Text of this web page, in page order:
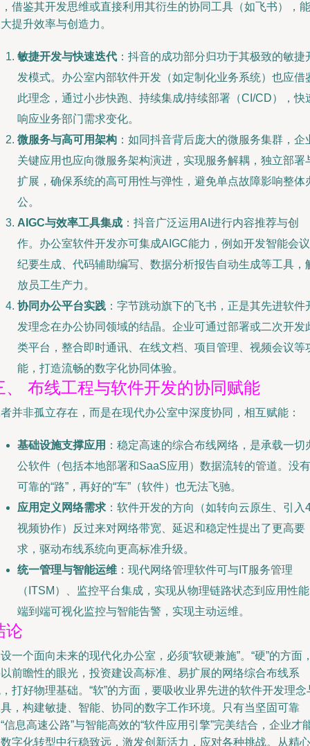
借鉴其开发思维或直接利用其衍生的协同工具（如飞书），能
提升效率与创造力。
敏捷开发与快速迭代 ：抖音的成功部分归功于其极致的敏捷
发模式。办公室内部软件开发（如定制化业务系统）也应借
此理念，通过小步快跑、持续集成/持续部署（CI/CD），快
响应业务部门需求变化。
微服务与高可用架构 ：如同抖音背后庞大的微服务集群，企
关键应用也应向微服务架构演进，实现服务解耦，独立部署
扩展，确保系统的高可用性与弹性，避免单点故障影响整体
公。
AIGC与效率工具集成 ：抖音广泛运用AI进行内容推荐与创
作。办公室软件开发亦可集成AIGC能力，例如开发智能会议
纪要生成、代码辅助编写、数据分析报告自动生成等工具，
放员工生产力。
协同办公平台实践 ：字节跳动旗下的飞书，正是其先进软件
发理念在办公协同领域的结晶。企业可通过部署或二次开发
类平台，整合即时通讯、在线文档、项目管理、视频会议等
能，打造流畅的数字化协同体验。
、 布线工程与软件开发的协同赋能
并非孤立存在，而是在现代办公室中深度协同，相互赋能：
基础设施支撑应用 ：稳定高速的综合布线网络，是承载一切
公软件（包括本地部署和SaaS应用）数据流转的管道。没有
可靠的“路”，再好的“车”（软件）也无法飞驰。
应用定义网络需求 ：软件开发的方向（如转向云原生、引入
视频协作）反过来对网络带宽、延迟和稳定性提出了更高要
求，驱动布线系统向更高标准升级。
统一管理与智能运维 ：现代网络管理软件可与IT服务管理
（ITSM）、监控平台集成，实现从物理链路状态到应用性
端到端可视化监控与智能告警，实现主动运维。
论
一个面向未来的现代化办公室，必须“软硬兼施”。“硬”的方面
前瞻性的眼光，投资建设高标准、易扩展的网络综合布线系
打好物理基础。“软”的方面，要吸收业界先进的软件开发理念
，构建敏捷、智能、协同的数字工作环境。只有当坚固可靠
信息高速公路”与智能高效的“软件应用引擎”完美结合，企业才
字化转型中行稳致远，激发创新活力，应对各种挑战。从精心